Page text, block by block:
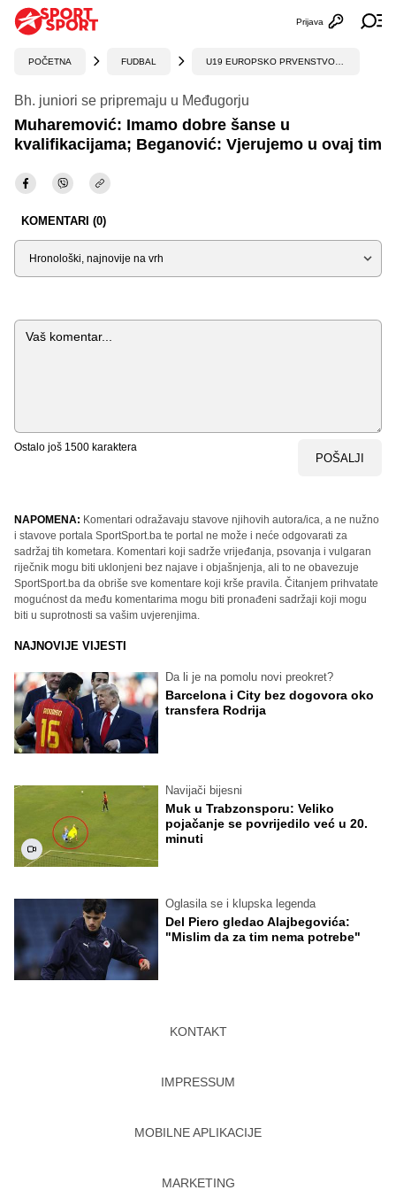
Otvori
Prijava
POČETNA FUDBAL
Bh. juniori se pripremaju u Međugorju
Muharemović: Imamo dobre šanse u
kvalifikacijama; Beganović: Vjerujemo u ovaj tim
KOMENTARI (0)
Sortiraj
Komentar
Ostalo još 1500 karaktera
POŠALJI
NAPOMENA: Komentari odražavaju stavove njihovih autora/ica, a ne nužno
i stavove portala SportSport.ba te portal ne može i neće odgovarati za
sadržaj tih kometara. Komentari koji sadrže vrijeđanja, psovanja i vulgaran
riječnik mogu biti uklonjeni bez najave i objašnjenja, ali to ne obavezuje
SportSport.ba da obriše sve komentare koji krše pravila. Čitanjem prihvatate
mogućnost da među komentarima mogu biti pronađeni sadržaji koji mogu
biti u suprotnosti sa vašim uvjerenjima.
NAJNOVIJE VIJESTI
Da li je na pomolu novi preokret?
Barcelona i City bez dogovora oko
transfera Rodrija
Navijači bijesni
Muk u Trabzonsporu: Veliko
pojačanje se povrijedilo već u 20.
minuti
Oglasila se i klupska legenda
Del Piero gledao Alajbegovića:
"Mislim da za tim nema potrebe"
KONTAKT
IMPRESSUM
MOBILNE APLIKACIJE
MARKETING